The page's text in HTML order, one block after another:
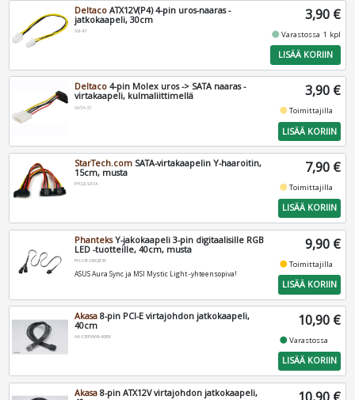
Deltaco ATX12V(P4) 4-pin uros-naaras -
jatkokaapeli, 30cm
SSI-43
3,90 €
fiber_manual_recordVarastossa 1 kpl
LISÄÄ KORIIN
Deltaco 4-pin Molex uros -> SATA naaras -
virtakaapeli, kulmaliittimellä
SATA-S1
3,90 €
fiber_manual_recordToimittajilla
LISÄÄ KORIIN
StarTech.com SATA-virtakaapelin Y-haaroitin,
15cm, musta
PYO2LSATA
7,90 €
fiber_manual_recordToimittajilla
LISÄÄ KORIIN
PhanteksY-jakokaapeli 3-pin digitaalisille RGB
LED -tuotteille, 40cm, musta
PH-CB-DRGB3P
ASUS Aura Sync ja MSI Mystic Light -yhteensopiva!
9,90 €
fiber_manual_recordToimittajilla
LISÄÄ KORIIN
Akasa 8-pin PCI-E virtajohdon jatkokaapeli,
40cm
AK-CBPW09-40BK
10,90 €
fiber_manual_recordVarastossa
LISÄÄ KORIIN
Akasa 8-pin ATX12V virtajohdon jatkokaapeli,